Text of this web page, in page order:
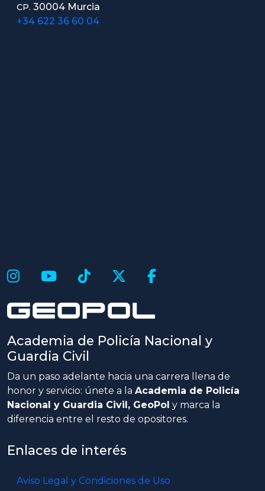
CP. 30004 Murcia
+34 622 36 60 04
Academia de Policía Nacional y
Guardia Civil
Da un paso adelante hacia una carrera llena de
honor y servicio: únete a la Academia de Policía
Nacional y Guardia Civil, GeoPol y marca la
diferencia entre el resto de opositores.
Enlaces de interés
Aviso Legal y Condiciones de Uso